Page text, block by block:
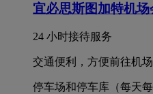
宜必思斯图加特机
24 小时接待服务
交通便利，方便前往机
停车场和停车库（每天每